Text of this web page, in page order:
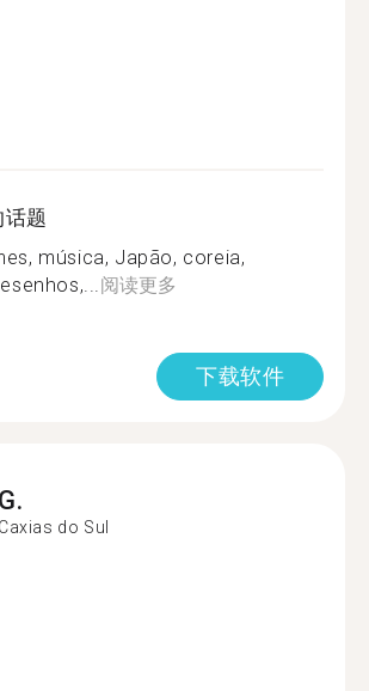
题
música, Japão, coreia,
阅读更多
下载软件
G.
Caxias do Sul